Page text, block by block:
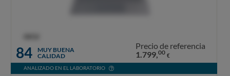
84
MUY BUENA
CALIDAD
Precio de referencia
1.799,00 €
ANALIZADO EN EL LABORATORIO